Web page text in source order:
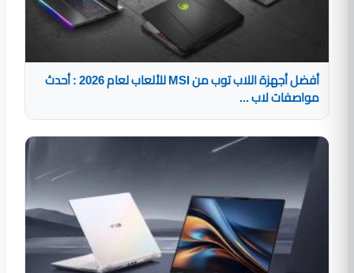
أفضل أجهزة اللاب توب من MSI للألعاب لعام 2026 : أحدث
مواصفات لاب ...